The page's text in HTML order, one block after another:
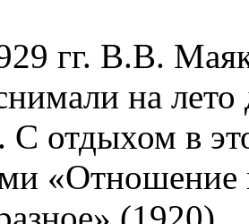
гг. В.В.
на
отдыхом в